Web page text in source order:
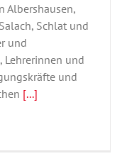
Albershausen,
Schlat und
und
Lehrerinnen und
und
[...]